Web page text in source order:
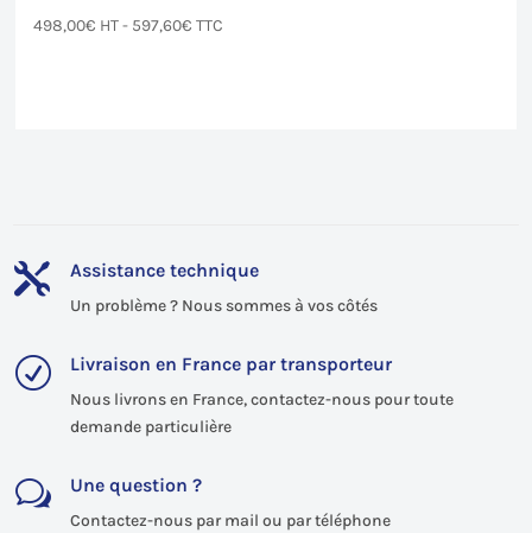
498,00€ HT - 597,60€ TTC
 Assistance technique
Un problème ? Nous sommes à vos côtés
R Livraison en France par transporteur
Nous livrons en France, contactez-nous pour toute
demande particulière
w Une question ?
Contactez-nous par mail ou par téléphone